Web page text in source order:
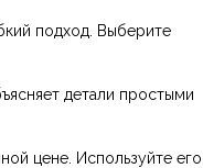
подход. Выберите
детали простыми
цене. Используйте его,